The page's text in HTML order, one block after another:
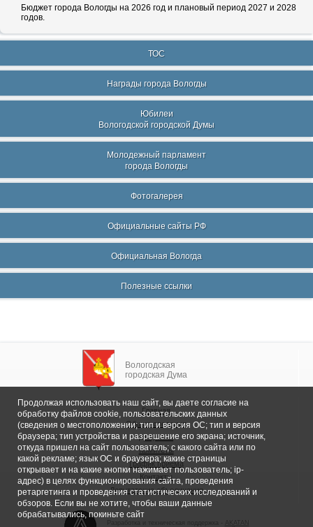
Бюджет города Вологды на 2026 год и плановый период 2027 и 2028
годов.
ТОС
Награды города Вологды
Юбилеи
Вологодской городской Думы
Молодежный парламент
города Вологды
Фотогалерея
Официальные сайты РФ
Официальная Вологда
Полезные ссылки
Вологодская
городская Дума
Главная
Общие сведения
Депутаты
Комитеты
График приема
Контакты
Депутатские объединения
Продолжая использовать наш сайт, вы даете согласие на
обработку файлов cookie, пользовательских данных
(сведения о местоположении; тип и версия ОС; тип и версия
браузера; тип устройства и разрешение его экрана; источник,
откуда пришел на сайт пользователь; с какого сайта или по
какой рекламе; язык ОС и браузера; какие страницы
открывает и на какие кнопки нажимает пользователь; ip-
адрес) в целях функционирования сайта, проведения
ретаргетинга и проведения статистических исследований и
обзоров. Если вы не хотите, чтобы ваши данные
обрабатывались, покиньте сайт